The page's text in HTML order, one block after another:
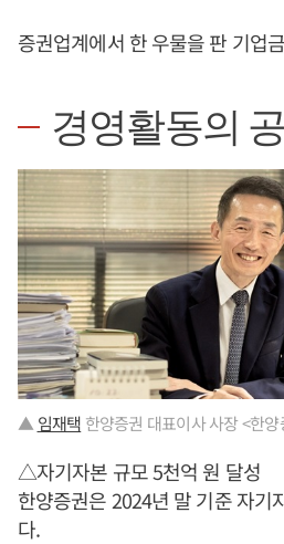
증권업계에서 한 우물을 판 기업
경영활동의
▲ 임재택 한양증권 대표이사 사장 <한양
△자기자본 규모 5천억 원 달성
한양증권은 2024년 말 기준 자기
다.